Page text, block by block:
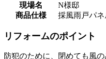
現場名
N様邸
商品仕様
採風雨戸パ
リフォームのポイント
防犯のために、閉めても風